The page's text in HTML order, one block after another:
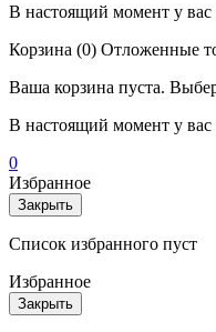
В настоящий момент у
Корзина (0) Отложенные
Ваша корзина пуста.
В настоящий момент у
0
Избранное
Закрыть
Список избранного пуст
Избранное
Закрыть